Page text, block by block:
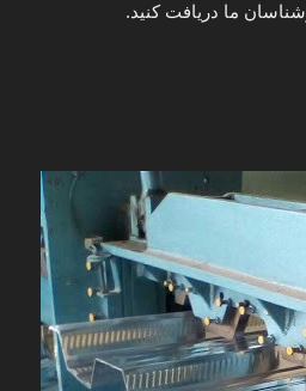
ما دریافت کنید.